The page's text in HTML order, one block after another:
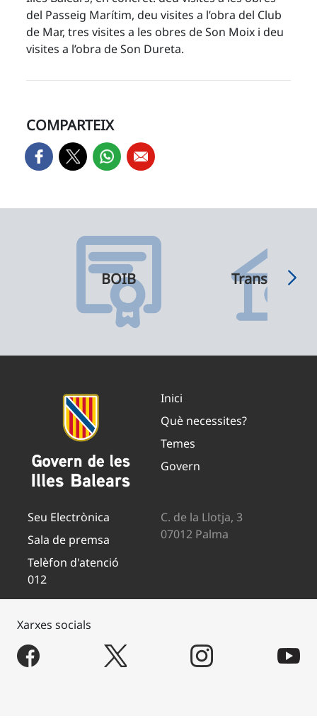
del Passeig Marítim, deu visites a l’obra del Club
de Mar, tres visites a les obres de Son Moix i deu
visites a l’obra de Son Dureta.
COMPARTEIX
BOIB
Inici
Què necessites?
Temes
Govern
Seu Electrònica
Sala de premsa
Telèfon d'atenció
012
C. de la Llotja, 3
07012 Palma
Xarxes socials